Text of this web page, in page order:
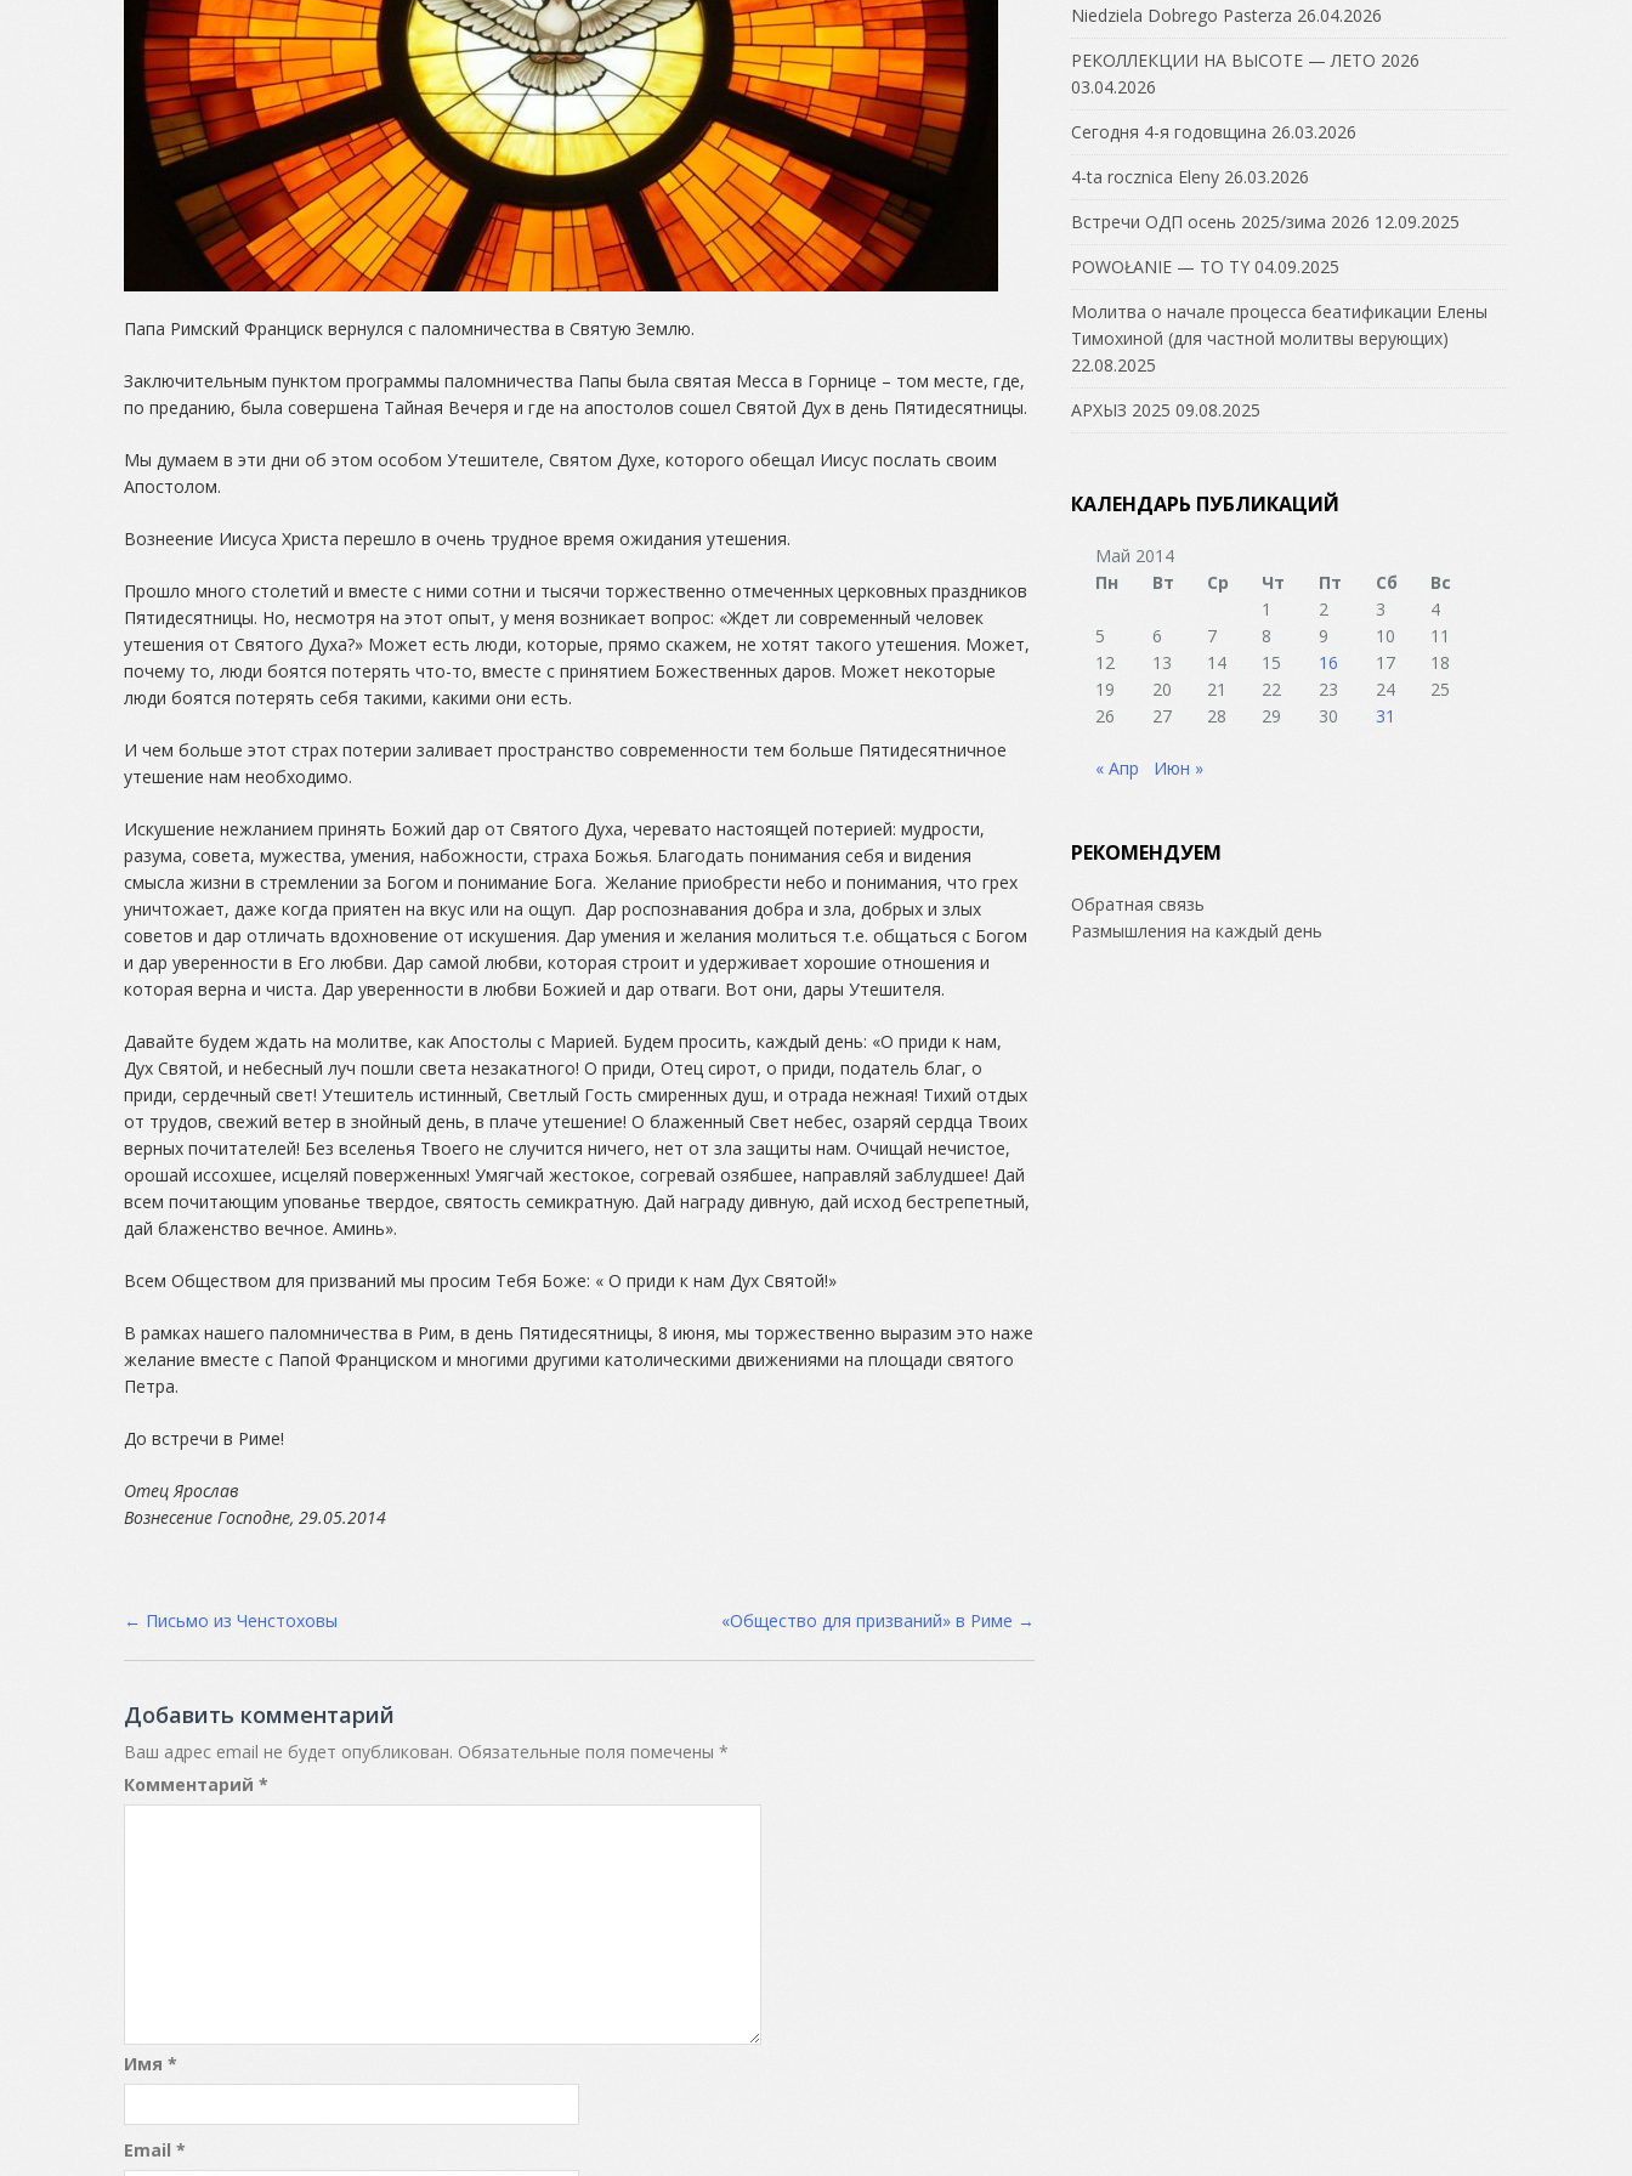
Папа Римский Франциск вернулся с паломничества в Святую Землю.
Заключительным пунктом программы паломничества Папы была святая Месса в Горнице – том месте, где,
по преданию, была совершена Тайная Вечеря и где на апостолов сошел Святой Дух в день Пятидесятницы.
Мы думаем в эти дни об этом особом Утешителе, Святом Духе, которого обещал Иисус послать своим
Апостолом.
Вознеение Иисуса Христа перешло в очень трудное время ожидания утешения.
Прошло много столетий и вместе с ними сотни и тысячи торжественно отмеченных церковных праздников
Пятидесятницы. Но, несмотря на этот опыт, у меня возникает вопрос: «Ждет ли современный человек
утешения от Святого Духа?» Может есть люди, которые, прямо скажем, не хотят такого утешения. Может,
почему то, люди боятся потерять что-то, вместе с принятием Божественных даров. Может некоторые
люди боятся потерять себя такими, какими они есть.
И чем больше этот страх потерии заливает пространство современности тем больше Пятидесятничное
утешение нам необходимо.
Искушение нежланием принять Божий дар от Святого Духа, черевато настоящей потерией: мудрости,
разума, совета, мужества, умения, набожности, страха Божья. Благодать понимания себя и видения
смысла жизни в стремлении за Богом и понимание Бога. Желание приобрести небо и понимания, что грех
уничтожает, даже когда приятен на вкус или на ощуп. Дар роспознавания добра и зла, добрых и злых
советов и дар отличать вдохновение от искушения. Дар умения и желания молиться т.е. общаться с Богом
и дар уверенности в Его любви. Дар самой любви, которая строит и удерживает хорошие отношения и
которая верна и чиста. Дар уверенности в любви Божией и дар отваги. Вот они, дары Утешителя.
Давайте будем ждать на молитве, как Апостолы с Марией. Будем просить, каждый день: «О приди к нам,
Дух Святой, и небесный луч пошли света незакатного! О приди, Отец сирот, о приди, податель благ, о
приди, сердечный свет! Утешитель истинный, Светлый Гость смиренных душ, и отрада нежная! Тихий отдых
от трудов, свежий ветер в знойный день, в плаче утешение! О блаженный Свет небес, озаряй сердца Твоих
верных почитателей! Без вселенья Твоего не случится ничего, нет от зла защиты нам. Очищай нечистое,
орошай иссохшее, исцеляй поверженных! Умягчай жестокое, согревай озябшее, направляй заблудшее! Дай
всем почитающим упованье твердое, святость семикратную. Дай награду дивную, дай исход бестрепетный,
дай блаженство вечное. Аминь».
Всем Обществом для призваний мы просим Тебя Боже: « О приди к нам Дух Святой!»
В рамках нашего паломничества в Рим, в день Пятидесятницы, 8 июня, мы торжественно выразим это наже
желание вместе с Папой Франциском и многими другими католическими движениями на площади святого
Петра.
До встречи в Риме!
Отец Ярослав
Вознесение Господне, 29.05.2014
Post
navigation
← Письмо из Ченстоховы «Общество для призваний» в Риме →
Добавить комментарий
Ваш адрес email не будет опубликован. Обязательные поля помечены *
Комментарий *
Имя *
Email *
Niedziela Dobrego Pasterza 26.04.2026
РЕКОЛЛЕКЦИИ НА ВЫСОТЕ — ЛЕТО 2026
03.04.2026
Сегодня 4-я годовщина 26.03.2026
4-ta rocznica Eleny 26.03.2026
Встречи ОДП осень 2025/зима 2026 12.09.2025
POWOŁANIE — TO TY 04.09.2025
Молитва о начале процесса беатификации Елены
Тимохиной (для частной молитвы верующих)
22.08.2025
АРХЫЗ 2025 09.08.2025
КАЛЕНДАРЬ ПУБЛИКАЦИЙ
Май 2014
Пн
Вт Ср Чт Пт Сб
Вс
1
2 3
4
5
6 7 8 9 10
11
12
13 14 15 16 17
18
19
20 21 22 23 24
25
26
27 28 29 30 31
« Апр Июн »
РЕКОМЕНДУЕМ
Обратная связь
Размышления на каждый день